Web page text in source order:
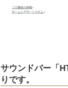
サウンドバー「
りです。